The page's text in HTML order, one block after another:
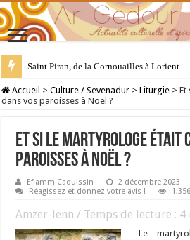
28 juillet : Saint Samson de Dol, père de la
Accueil > Culture / Sevenadur > Liturgie > Et
dans vos paroisses à Noël ?
Et si le martyrologe était
paroisses à Noël ?
Eflamm Caouissin
2 décembre 2023
Réagissez et donnez votre avis !
Amzer-lenn / Temps de lecture : 4
Le